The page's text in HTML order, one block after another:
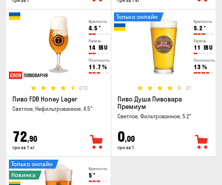
Крепость
4.5 °
Горечь
14 IBU
Плотность
11.7 %
(23)
Пиво FDB Honey Lager
Светлое, Нефильтрованное, 4.5°
72,90
грн за 1 кг
Крепость
5.2 °
Горечь
11 IBU
Плотность
13 %
(2)
Только онлайн
Пиво Душа Пивовара
Премиум
Светлое, Фильтрованное, 5.2°
0,00
грн за 1
Крепость
5 °
Только онлайн
Новинка